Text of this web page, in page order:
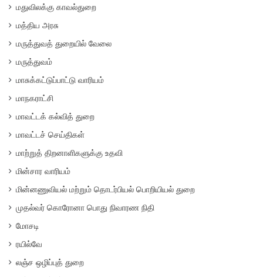
மதுவிலக்கு காவல்துறை
மத்திய அரசு
மருத்துவத் துறையில் வேலை
மருத்துவம்
மாசுக்கட்டுப்பாட்டு வாரியம்
மாநகராட்சி
மாவட்டக் கல்வித் துறை
மாவட்டச் செய்திகள்
மாற்றுத் திறனாளிகளுக்கு உதவி
மின்சார வாரியம்
மின்னணுவியல் மற்றும் தொடர்பியல் பொறியியல் துறை
முதல்வர் கொரோனா பொது நிவாரண நிதி
மோசடி
ரயில்வே
லஞ்ச ஒழிப்புத் துறை